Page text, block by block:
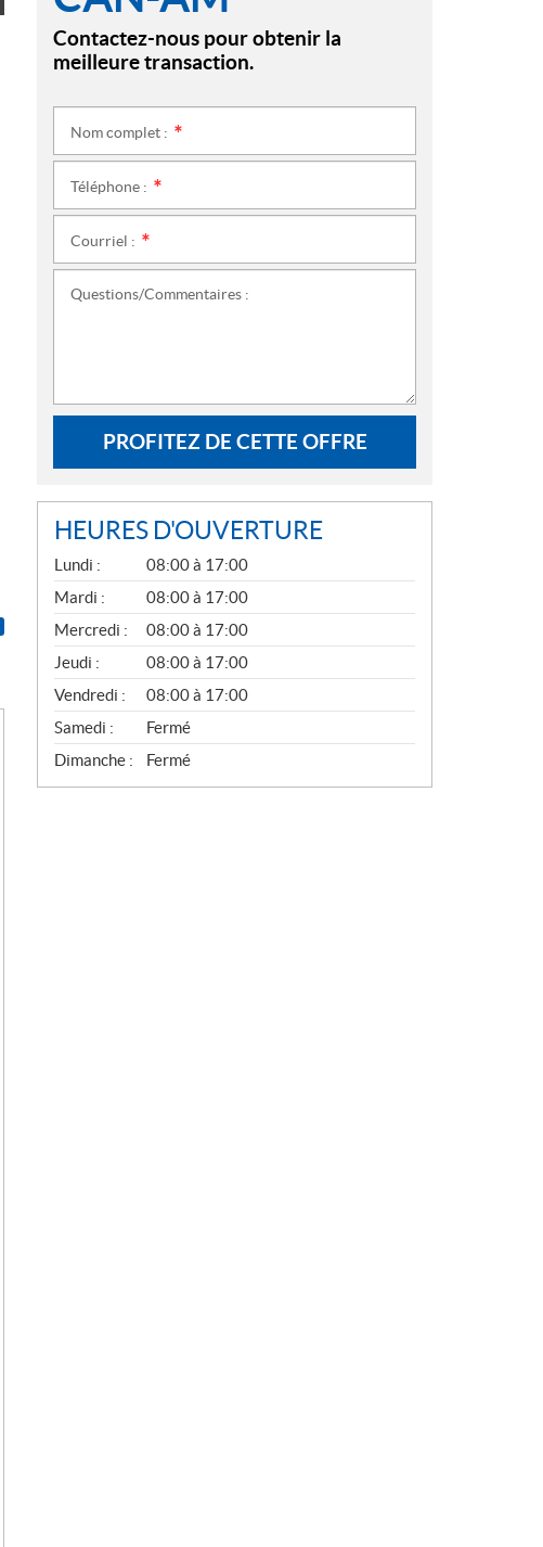
Contactez-nous pour obtenir la
meilleure transaction.
Nom complet :
Téléphone :
Courriel :
Questions/Commentaires :
PROFITEZ DE CETTE OFFRE
HEURES D'OUVERTURE
G
É
N
É
R
A
L
Lundi :
08:00 à 17:00
Mardi :
08:00 à 17:00
Mercredi :
08:00 à 17:00
Jeudi :
08:00 à 17:00
Vendredi :
08:00 à 17:00
Samedi :
Fermé
Dimanche :
Fermé